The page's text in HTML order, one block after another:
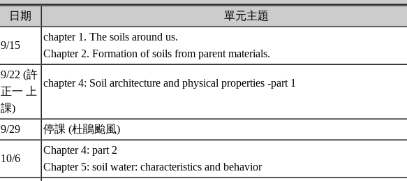
日期 單元主題
9/15
chapter 1. The soils around us.
Chapter 2. Formation of soils from parent materials.
9/22 (許
正一 上
課)
chapter 4: Soil architecture and physical properties -part 1
9/29 停課 (杜鵑颱風)
10/6
Chapter 4: part 2
Chapter 5: soil water: characteristics and behavior